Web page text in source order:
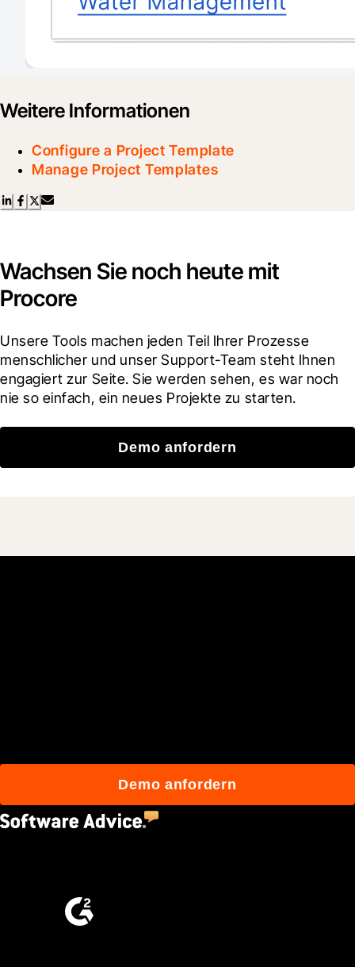
Weitere Informationen
Configure a Project Template
Manage Project Templates
Wachsen Sie noch heute mit
Procore
Unsere Tools machen jeden Teil Ihrer Prozesse
menschlicher und unser Support-Team steht Ihnen
engagiert zur Seite. Sie werden sehen, es war noch
nie so einfach, ein neues Projekte zu starten.
Demo anfordern
Demo anfordern